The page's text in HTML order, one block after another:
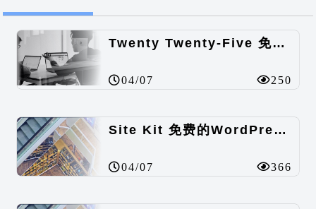
Twenty Twenty-Five 免费的WordPress内容主题
04/07 250
Site Kit 免费的WordPress数据统计插件
04/07 366